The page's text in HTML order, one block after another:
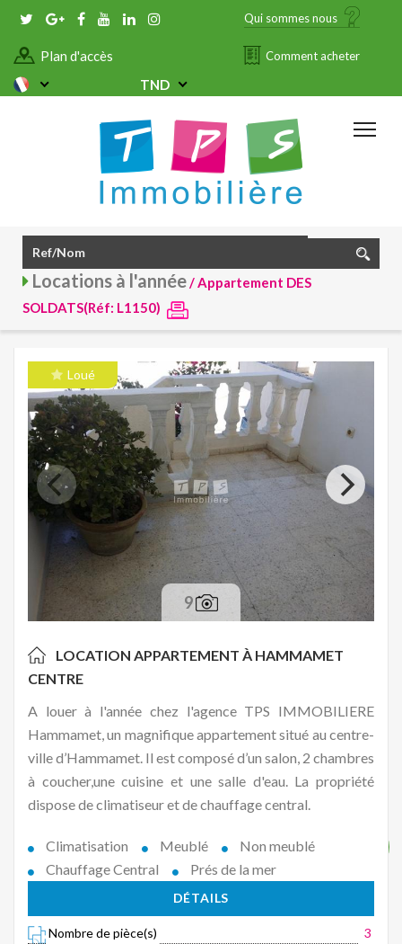
Qui sommes nous
Plan d'accès Comment acheter
TND
Locations à l'année/ Appartement DES
SOLDATS(Réf: L1150)
Loué
9
LOCATION APPARTEMENT À HAMMAMET
CENTRE
A louer à l'année chez l'agence TPS IMMOBILIERE
Hammamet, un magnifique appartement situé au centre-
ville d’Hammamet. Il est composé d’un salon, 2 chambres
à coucher,une cuisine et une salle d'eau. La propriété
dispose de climatiseur et de chauffage central.
Climatisation Meublé
Non meublé
Chauffage Central
Prés de la mer
DÉTAILS
Nombre de pièce(s) 3